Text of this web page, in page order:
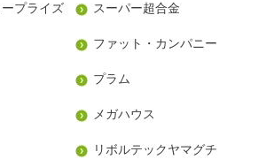
プライズ スーパー超合金
ファット・カンパニー
プラム
メガハウス
リボルテックヤマグチ